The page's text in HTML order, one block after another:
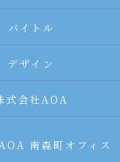
バイトル
デザイン
式会社AOA
南森町オフィス